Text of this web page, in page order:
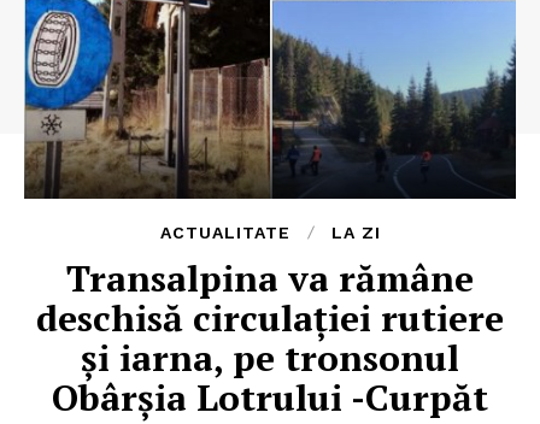
ACTUALITATE LA ZI
Transalpina va rămâne
deschisă circulației rutiere
și iarna, pe tronsonul
Obârșia Lotrului -Curpăt